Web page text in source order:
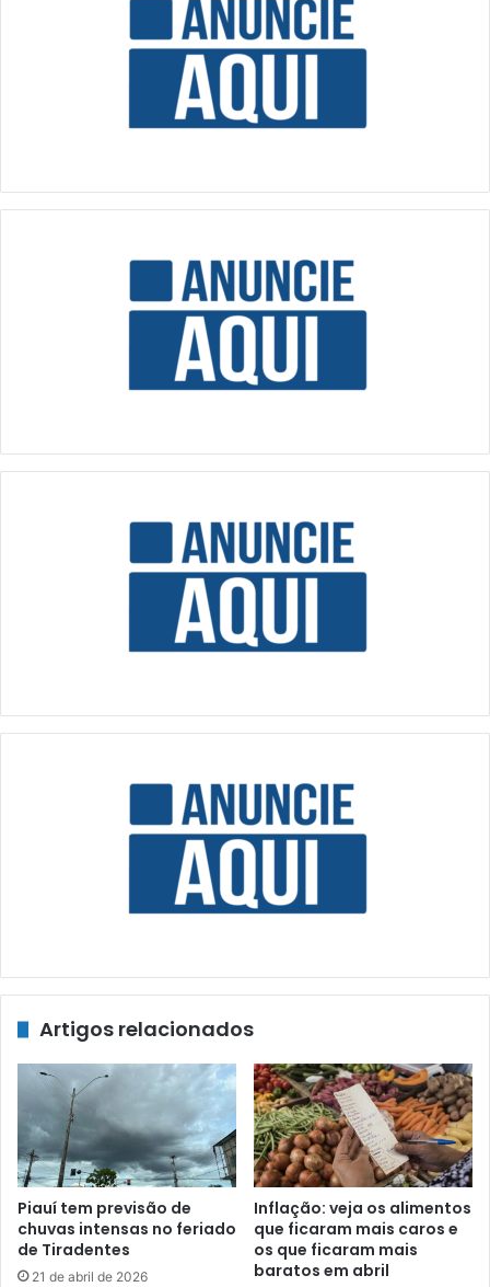
Artigos relacionados
Piauí tem previsão de
chuvas intensas no feriado
de Tiradentes
21 de abril de 2026
Inflação: veja os alimentos
que ficaram mais caros e
os que ficaram mais
baratos em abril